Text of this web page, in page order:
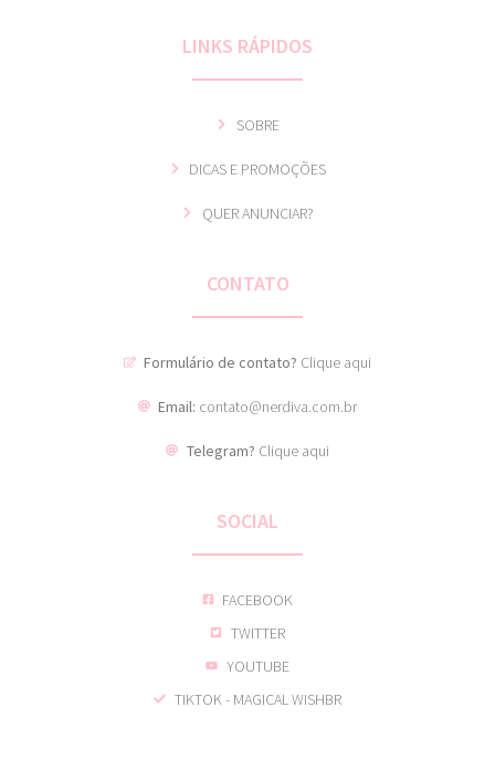
LINKS RÁPIDOS
SOBRE
DICAS E PROMOÇÕES
QUER ANUNCIAR?
CONTATO
Formulário de contato? Clique aqui
Email: contato@nerdiva.com.br
Telegram? Clique aqui
SOCIAL
FACEBOOK
TWITTER
YOUTUBE
TIKTOK - MAGICAL WISHBR